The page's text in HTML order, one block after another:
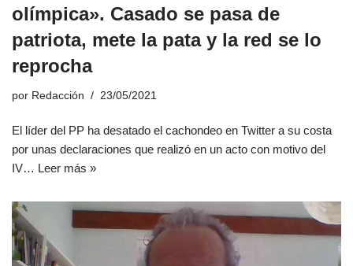
olímpica». Casado se pasa de
patriota, mete la pata y la red se lo
reprocha
por Redacción 23/05/2021
El líder del PP ha desatado el cachondeo en Twitter a su costa
por unas declaraciones que realizó en un acto con motivo del
IV… Leer más »